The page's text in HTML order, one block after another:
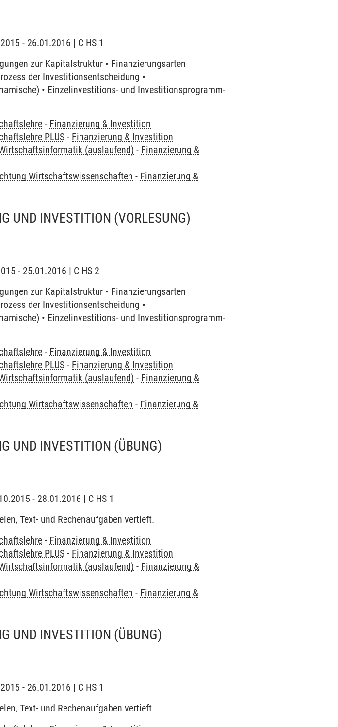
- 26.01.2016 | C HS 1
zur Kapitalstruktur • Finanzierungsarten
der Investitionsentscheidung •
• Einzelinvestitions- und Investitionsprogramm-
- Finanzierung & Investition
PLUS - Finanzierung & Investition
(auslaufend) - Finanzierung &
Wirtschaftswissenschaften - Finanzierung &
UND INVESTITION (VORLESUNG)
- 25.01.2016 | C HS 2
zur Kapitalstruktur • Finanzierungsarten
der Investitionsentscheidung •
• Einzelinvestitions- und Investitionsprogramm-
- Finanzierung & Investition
PLUS - Finanzierung & Investition
(auslaufend) - Finanzierung &
Wirtschaftswissenschaften - Finanzierung &
UND INVESTITION (ÜBUNG)
- 28.01.2016 | C HS 1
Text- und Rechenaufgaben vertieft.
- Finanzierung & Investition
PLUS - Finanzierung & Investition
(auslaufend) - Finanzierung &
Wirtschaftswissenschaften - Finanzierung &
UND INVESTITION (ÜBUNG)
- 26.01.2016 | C HS 1
Text- und Rechenaufgaben vertieft.